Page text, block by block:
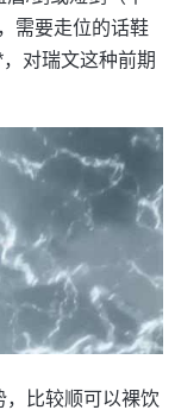
需要走位的话鞋
对瑞文这种前期
比较顺可以裸饮